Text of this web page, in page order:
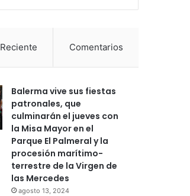
Reciente Comentarios
Balerma vive sus fiestas
patronales, que
culminarán el jueves con
la Misa Mayor en el
Parque El Palmeral y la
procesión marítimo-
terrestre de la Virgen de
las Mercedes
agosto 13, 2024